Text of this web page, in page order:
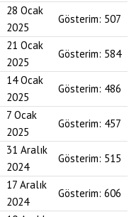
28 Ocak
2025
Gösterim: 507
21 Ocak
2025
Gösterim: 584
14 Ocak
2025
Gösterim: 486
7 Ocak
2025
Gösterim: 457
31 Aralık
2024
Gösterim: 515
17 Aralık
2024
Gösterim: 606